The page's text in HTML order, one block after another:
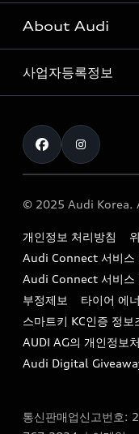
S range
아우디 신차 재고
아우디 모델 비교하기
아우디 공식 인증 중고차
The new Audi A6
고객안내
Audi Connect
myAudiworld
내비게이션 데이터 다
아우디 영상 매뉴얼
서비스 센터
서비스 프로그램
아우디 e-tron 케어 프
사설수리업체를 위한
About Audi
아우디 브랜드
Formula 1
Audi Story
아우디코리아 소식
아우디코리아 소개
아우디 스토리
아우디 브랜드 히스토
quattro 시스템
사업자등록정보
통신판매업신고번호 :
대표자명 : 틸 셰어
딩)
이메일 :
© 2025 Audi Korea.
개인정보 처리방침
Audi Connect 서비스
Audi Connect 서비스
부정제보
타이어 에
스마트키 KC인증 정보
AUDI AG의 개인정보
Audi Digital
통신판매업신고번호: